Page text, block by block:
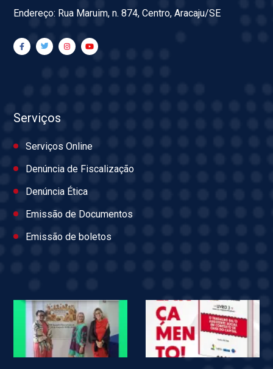
Endereço: Rua Maruim, n. 874, Centro, Aracaju/SE
Serviços
Serviços Online
Denúncia de Fiscalização
Denúncia Ética
Emissão de Documentos
Emissão de boletos